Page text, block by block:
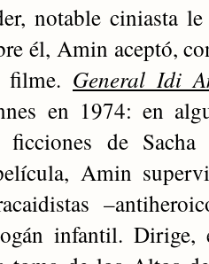
notable ciniasta
él, Amin aceptó,
General Idi
en 1974: en
de
Amin
infantil.